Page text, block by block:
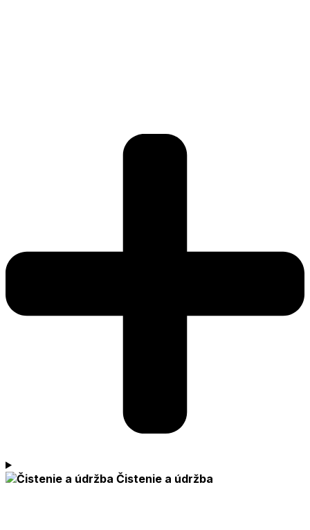
Čistenie a údržba